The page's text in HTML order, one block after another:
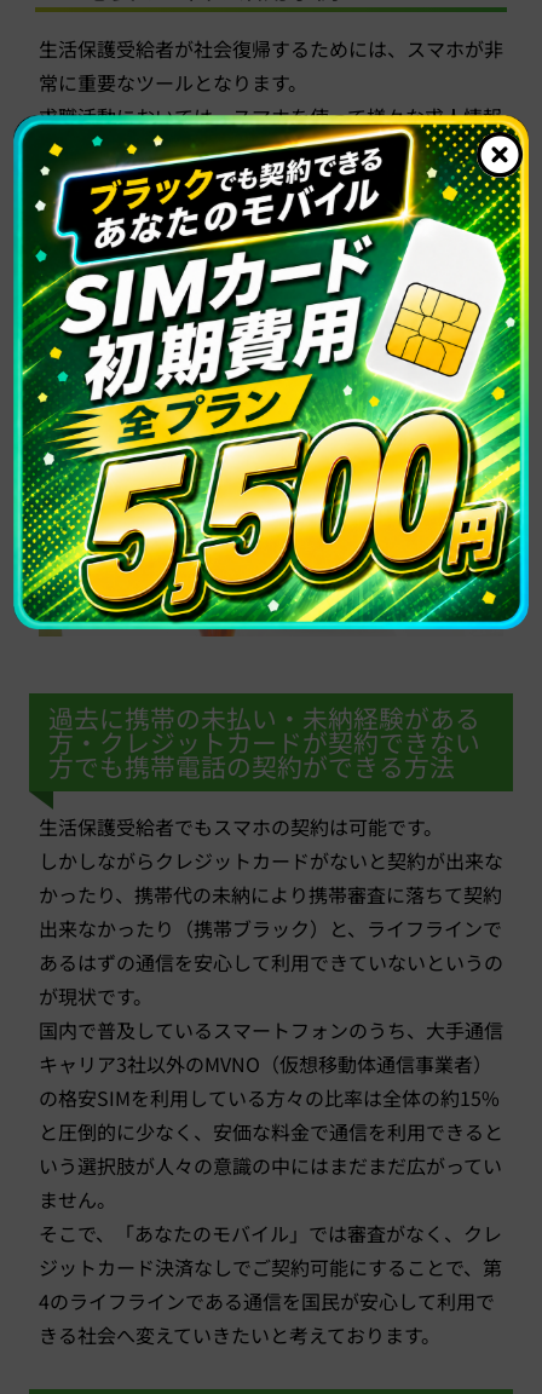
生活保護受給者が社会復帰するためには、スマホが非
常に重要なツールとなります。
求職活動においては、スマホを使って様々な求人情報
を収集し、面接の日程調整や連絡を取ることができま
す。また、資格取得やスキルアップのためにインター
ネットを活用することもできます。さらに、SNSなど
を通じて情報交換やコミュニケーションを図ること
で、新たな出会いやサポートを得る機会も広がりま
す。
過去に携帯の未払い・未納経験がある
方・クレジットカードが契約できない
方でも携帯電話の契約ができる方法
生活保護受給者でもスマホの契約は可能です。
しかしながらクレジットカードがないと契約が出来な
かったり、携帯代の未納により携帯審査に落ちて契約
出来なかったり（携帯ブラック）と、ライフラインで
あるはずの通信を安心して利用できていないというの
が現状です。
国内で普及しているスマートフォンのうち、大手通信
キャリア3社以外のMVNO（仮想移動体通信事業者）
の格安SIMを利用している方々の比率は全体の約15%
と圧倒的に少なく、安価な料金で通信を利用できると
いう選択肢が人々の意識の中にはまだまだ広がってい
ません。
そこで、「あなたのモバイル」では審査がなく、クレ
ジットカード決済なしでご契約可能にすることで、第
4のライフラインである通信を国民が安心して利用で
きる社会へ変えていきたいと考えております。